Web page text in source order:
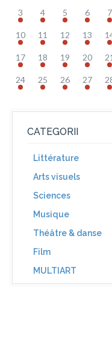
3 4 5 6 7
10 11 12 13
17 18 19 20 21
24 25 26 27
CATEGORII
Littérature
Arts visuels
Sciences
Musique
Théâtre & danse
Film
MULTIART